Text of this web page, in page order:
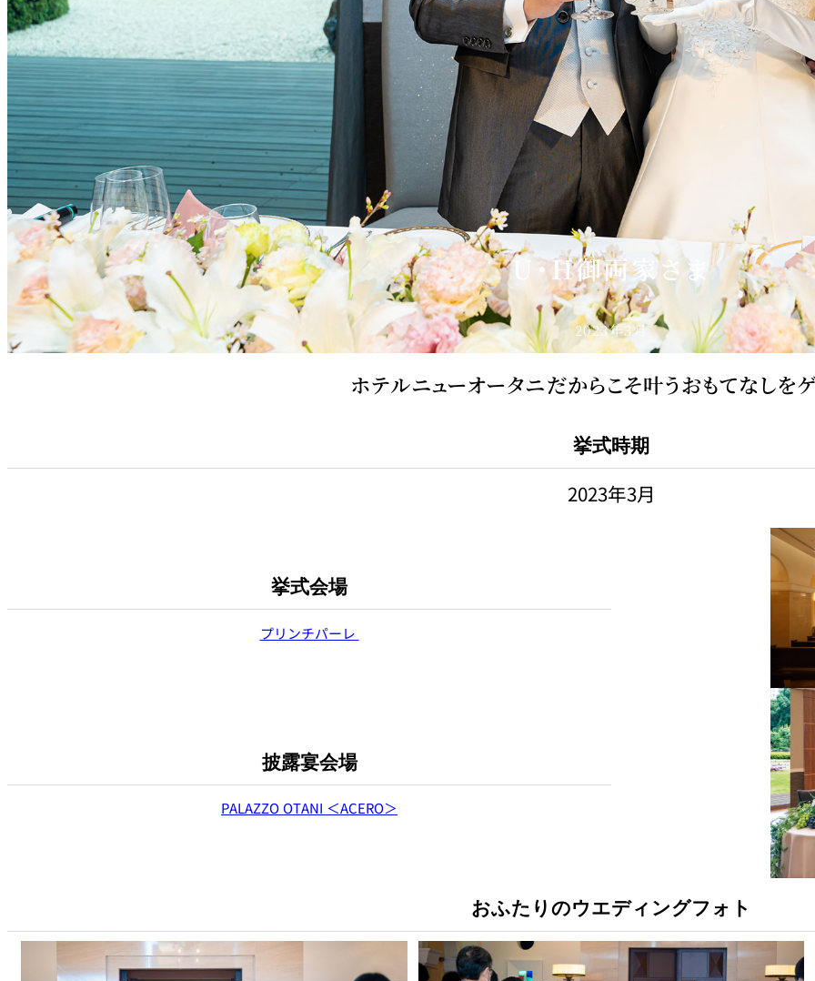
U・H御両家さま
2023年3月
ホテルニューオータニだからこそ叶うおもてなしを
挙式時期
2023年3月
挙式会場
プリンチパーレ
披露宴会場
PALAZZO OTANI ＜ACERO＞
おふたりのウエディングフォト